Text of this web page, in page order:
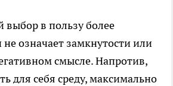
выбор в пользу более
означает замкнутости или
смысле. Напротив,
для себя среду, максимально